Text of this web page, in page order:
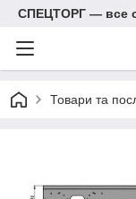
СПЕЦТОРГ — все
Товари та